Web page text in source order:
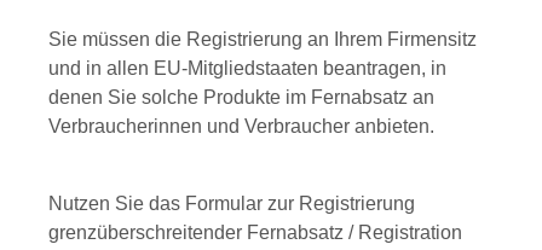
Sie müssen die Registrierung an Ihrem Firmensitz
und in allen EU-Mitgliedstaaten beantragen, in
denen Sie solche Produkte im Fernabsatz an
Verbraucherinnen und Verbraucher anbieten.
Nutzen Sie das Formular zur Registrierung
grenzüberschreitender Fernabsatz / Registration